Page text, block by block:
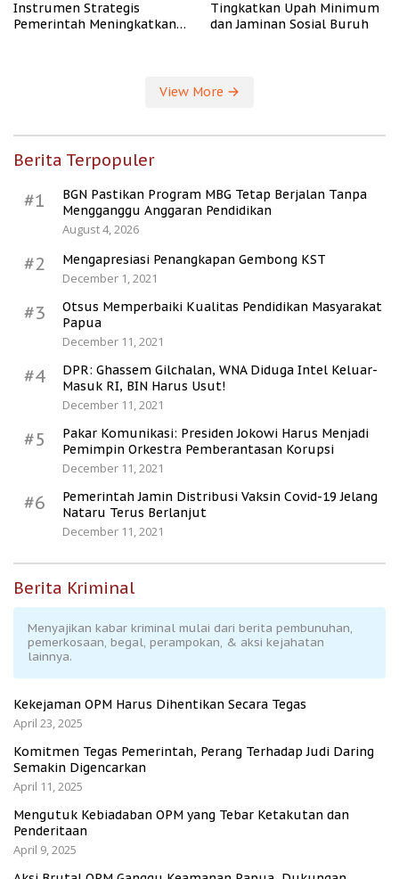
Instrumen Strategis
Pemerintah Meningkatkan
Tingkatkan Upah Minimum
dan Jaminan Sosial Buruh
View More
Berita Terpopuler
#1
BGN Pastikan Program MBG Tetap Berjalan Tanpa
Mengganggu Anggaran Pendidikan
August 4, 2026
#2
Mengapresiasi Penangkapan Gembong KST
December 1, 2021
#3
Otsus Memperbaiki Kualitas Pendidikan Masyarakat
Papua
December 11, 2021
#4
DPR: Ghassem Gilchalan, WNA Diduga Intel Keluar-
Masuk RI, BIN Harus Usut!
December 11, 2021
#5
Pakar Komunikasi: Presiden Jokowi Harus Menjadi
Pemimpin Orkestra Pemberantasan Korupsi
December 11, 2021
#6
Pemerintah Jamin Distribusi Vaksin Covid-19 Jelang
Nataru Terus Berlanjut
December 11, 2021
Berita Kriminal
Menyajikan kabar kriminal mulai dari berita pembunuhan,
pemerkosaan, begal, perampokan, & aksi kejahatan
lainnya.
Kekejaman OPM Harus Dihentikan Secara Tegas
April 23, 2025
Komitmen Tegas Pemerintah, Perang Terhadap Judi Daring
Semakin Digencarkan
April 11, 2025
Mengutuk Kebiadaban OPM yang Tebar Ketakutan dan
Penderitaan
April 9, 2025